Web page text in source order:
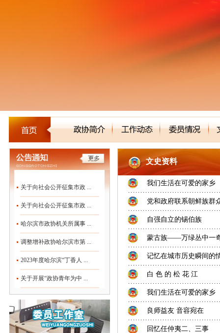
关于向社会公开征集市政 ...
关于向社会公开征集市政 ...
哈尔滨市政协机关所属事 ...
调整增补政协哈尔滨市第 ...
2023年度哈尔滨“丁香人 ...
关于开展“政协青年为中 ...
文史资料
我们生活在可爱的家乡
党和政府联系朝鲜族群
自强自立的锡伯族
蒙古族——万绿丛中一
记忆在城市历史瞬间的
白 色 的 松 花 江
我们生活在可爱的家乡
良师益友 音容宛在
回忆任仲夷二、三事